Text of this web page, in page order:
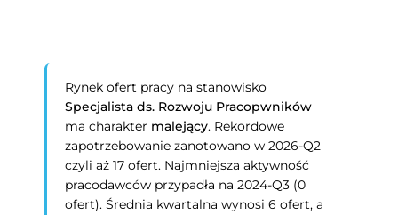
Rynek ofert pracy na stanowisko
Specjalista ds. Rozwoju Pracopwników
ma charakter malejący. Rekordowe
zapotrzebowanie zanotowano w 2026-Q2
czyli aż 17 ofert. Najmniejsza aktywność
pracodawców przypadła na 2024-Q3 (0
ofert). Średnia kwartalna wynosi 6 ofert, a